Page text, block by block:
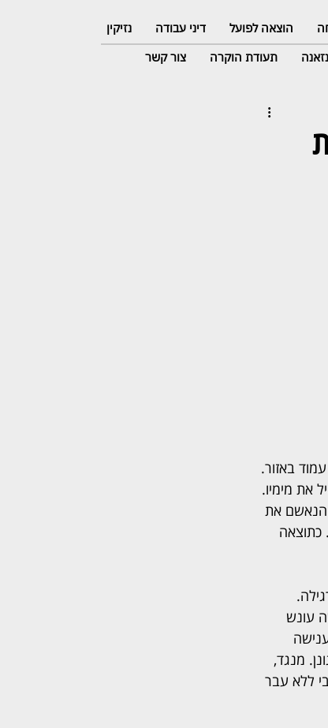
הוצאה לפועל דיני עבודה
נזיקין
תעודת הוקרה צור קשר
שעות
באזור.
את מימיו.
הנאשם את
כתוצאה
עונש
ענישה
מנגד,
ללא עבר